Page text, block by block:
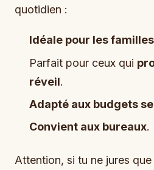
quotidien :
Idéale pour les
Parfait pour ceux qui
réveil.
Adapté aux budgets
Convient aux bureaux.
Attention, si tu ne jures que